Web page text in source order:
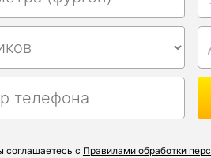
соглашаетесь с Правилами обработки